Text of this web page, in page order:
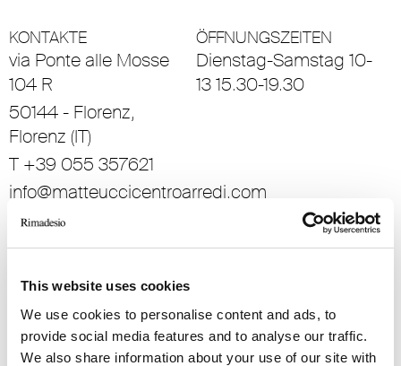
This website uses cookies
We use cookies to personalise content and ads, to
provide social media features and to analyse our traffic.
We also share information about your use of our site with
KONTAKTE
via Ponte alle Mosse
104 R
50144 - Florenz,
Florenz (IT)
T +39 055 357621
info@matteuccicentroarredi.com
ÖFFNUNGSZEITEN
Dienstag-Samstag 10-
13 15.30-19.30